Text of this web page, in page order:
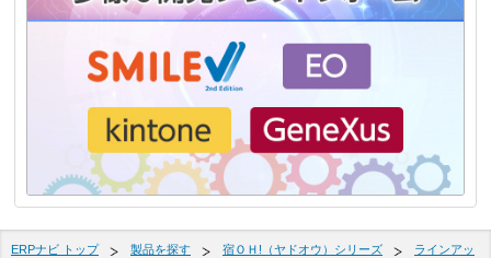
ERPナビ トップ 製品を探す 宿ＯＨ!（ヤドオウ）シリーズ
ラインアッ